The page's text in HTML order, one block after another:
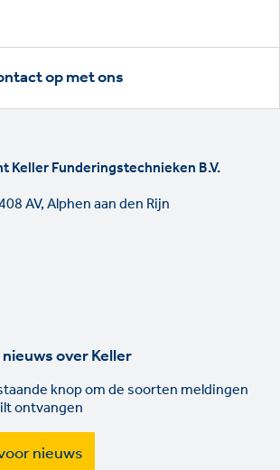
op met ons
Keller Funderingstechnieken B.V.
AV, Alphen aan den Rijn
over Keller
knop om de soorten meldingen
ontvangen
nieuws